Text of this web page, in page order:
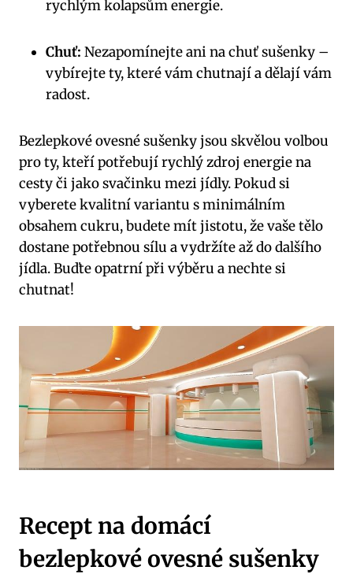
rychlým kolapsům energie.
Chuť: Nezapomínejte ani na chuť sušenky –
vybírejte ty, které vám chutnají a dělají vám
radost.
Bezlepkové ovesné sušenky jsou skvělou volbou
pro ty, kteří potřebují rychlý zdroj energie na
cesty či jako svačinku mezi jídly. Pokud si
vyberete kvalitní variantu s minimálním
obsahem cukru, budete mít jistotu, že vaše tělo
dostane potřebnou sílu a vydržíte až do dalšího
jídla. Buďte opatrní při výběru a nechte si
chutnat!
Recept na domácí
bezlepkové ovesné sušenky